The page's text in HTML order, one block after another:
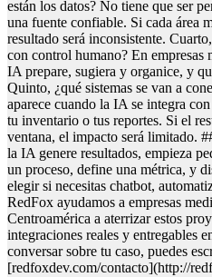
están los datos? No tiene que ser
una fuente confiable. Si cada área
resultado será inconsistente.
con control humano? En empresas
IA prepare, sugiera y organice, y
Quinto, ¿qué sistemas se van a
aparece cuando la IA se integra
tu inventario o tus reportes. Si el
ventana, el impacto será limitado.
la IA genere resultados, empieza
un proceso, define una métrica, y
elegir si necesitas chatbot,
RedFox ayudamos a empresas
Centroamérica a aterrizar estos
integraciones reales y entregables
conversar sobre tu caso, puedes
[redfoxdev.com/contacto](http://